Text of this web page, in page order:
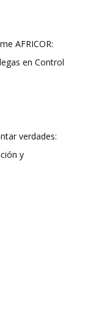
AFRICOR:
en Control
verdades:
y